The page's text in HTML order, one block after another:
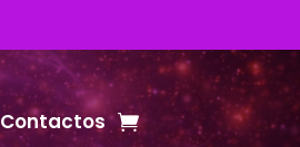
Contactos